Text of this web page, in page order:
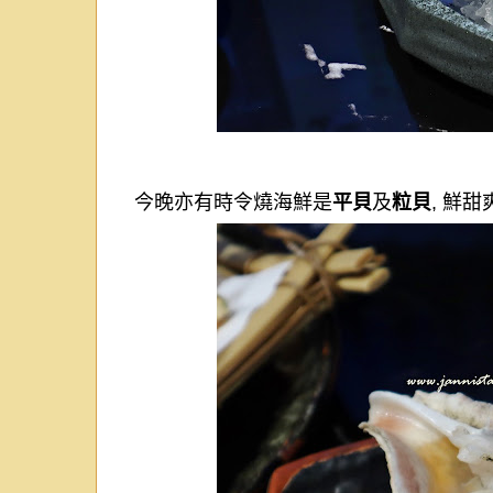
今晚亦有時令燒海鮮是平貝及粒貝, 鮮甜